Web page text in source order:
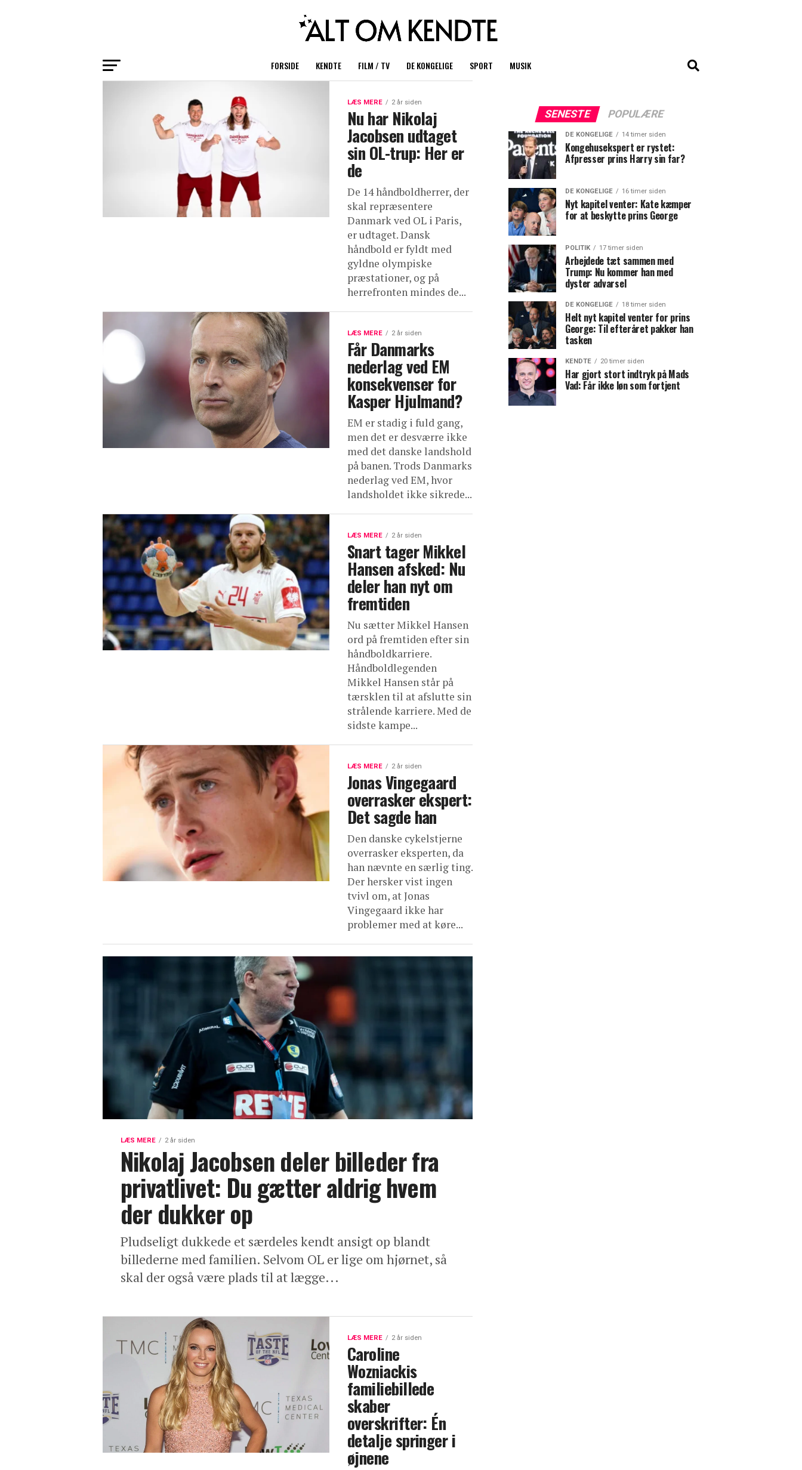
FORSIDE KENDTE FILM / TV DE KONGELIGE SPORT MUSIK
LÆS MERE 2 år siden
Nu har Nikolaj
Jacobsen udtaget
sin OL-trup: Her er
de
De 14 håndboldherrer, der
skal repræsentere
Danmark ved OL i Paris,
er udtaget. Dansk
håndbold er fyldt med
gyldne olympiske
præstationer, og på
herrefronten mindes de...
LÆS MERE 2 år siden
Får Danmarks
nederlag ved EM
konsekvenser for
Kasper Hjulmand?
EM er stadig i fuld gang,
men det er desværre ikke
med det danske landshold
på banen. Trods Danmarks
nederlag ved EM, hvor
landsholdet ikke sikrede...
LÆS MERE 2 år siden
Snart tager Mikkel
Hansen afsked: Nu
deler han nyt om
fremtiden
Nu sætter Mikkel Hansen
ord på fremtiden efter sin
håndboldkarriere.
Håndboldlegenden
Mikkel Hansen står på
tærsklen til at afslutte sin
strålende karriere. Med de
sidste kampe...
LÆS MERE 2 år siden
Jonas Vingegaard
overrasker ekspert:
Det sagde han
Den danske cykelstjerne
overrasker eksperten, da
han nævnte en særlig ting.
Der hersker vist ingen
tvivl om, at Jonas
Vingegaard ikke har
problemer med at køre...
LÆS MERE 2 år siden
Nikolaj Jacobsen deler billeder fra
privatlivet: Du gætter aldrig hvem
der dukker op
Pludseligt dukkede et særdeles kendt ansigt op blandt
billederne med familien. Selvom OL er lige om hjørnet, så
skal der også være plads til at lægge...
LÆS MERE 2 år siden
Caroline
Wozniackis
familiebillede
skaber
overskrifter: Én
detalje springer i
øjnene
SENESTE POPULÆRE
DE KONGELIGE 14 timer siden
Kongehusekspert er rystet:
Afpresser prins Harry sin far?
DE KONGELIGE 16 timer siden
Nyt kapitel venter: Kate kæmper
for at beskytte prins George
POLITIK 17 timer siden
Arbejdede tæt sammen med
Trump: Nu kommer han med
dyster advarsel
DE KONGELIGE 18 timer siden
Helt nyt kapitel venter for prins
George: Til efteråret pakker han
tasken
KENDTE 20 timer siden
Har gjort stort indtryk på Mads
Vad: Får ikke løn som fortjent